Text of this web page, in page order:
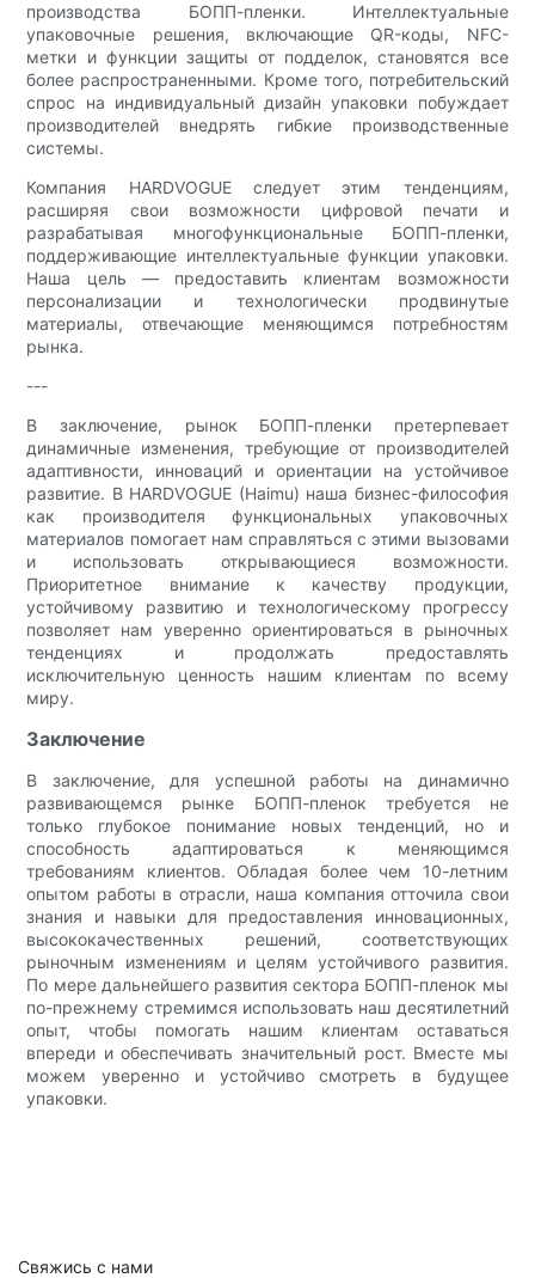
производства БОПП-пленки. Интеллектуальные
упаковочные решения, включающие QR-коды, NFC-
метки и функции защиты от подделок, становятся все
более распространенными. Кроме того, потребительский
спрос на индивидуальный дизайн упаковки побуждает
производителей внедрять гибкие производственные
системы.
Компания HARDVOGUE следует этим тенденциям,
расширяя свои возможности цифровой печати и
разрабатывая многофункциональные БОПП-пленки,
поддерживающие интеллектуальные функции упаковки.
Наша цель — предоставить клиентам возможности
персонализации и технологически продвинутые
материалы, отвечающие меняющимся потребностям
рынка.
---
В заключение, рынок БОПП-пленки претерпевает
динамичные изменения, требующие от производителей
адаптивности, инноваций и ориентации на устойчивое
развитие. В HARDVOGUE (Haimu) наша бизнес-философия
как производителя функциональных упаковочных
материалов помогает нам справляться с этими вызовами
и использовать открывающиеся возможности.
Приоритетное внимание к качеству продукции,
устойчивому развитию и технологическому прогрессу
позволяет нам уверенно ориентироваться в рыночных
тенденциях и продолжать предоставлять
исключительную ценность нашим клиентам по всему
миру.
Заключение
В заключение, для успешной работы на динамично
развивающемся рынке БОПП-пленок требуется не
только глубокое понимание новых тенденций, но и
способность адаптироваться к меняющимся
требованиям клиентов. Обладая более чем 10-летним
опытом работы в отрасли, наша компания отточила свои
знания и навыки для предоставления инновационных,
высококачественных решений, соответствующих
рыночным изменениям и целям устойчивого развития.
По мере дальнейшего развития сектора БОПП-пленок мы
по-прежнему стремимся использовать наш десятилетний
опыт, чтобы помогать нашим клиентам оставаться
впереди и обеспечивать значительный рост. Вместе мы
можем уверенно и устойчиво смотреть в будущее
упаковки.
Свяжись с нами